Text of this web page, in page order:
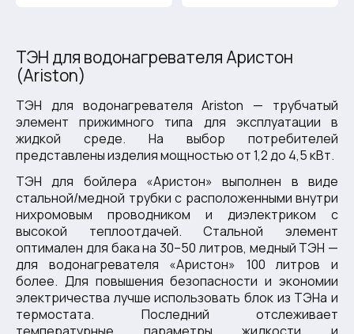
ТЭН для водонагревателя Аристон
(Ariston)
ТЭН для водонагревателя Ariston — трубчатый
элемент прижимного типа для эксплуатации в
жидкой среде. На выбор потребителей
представлены изделия мощностью от 1,2 до 4,5 кВт.
ТЭН для бойлера «Аристон» выполнен в виде
стальной/медной трубки с расположенными внутри
нихромовым проводником и диэлектриком с
высокой теплоотдачей. Стальной элемент
оптимален для бака на 30–50 литров, медный ТЭН —
для водонагревателя «Аристон» 100 литров и
более. Для повышения безопасности и экономии
электричества лучше использовать блок из ТЭНа и
термостата. Последний отслеживает